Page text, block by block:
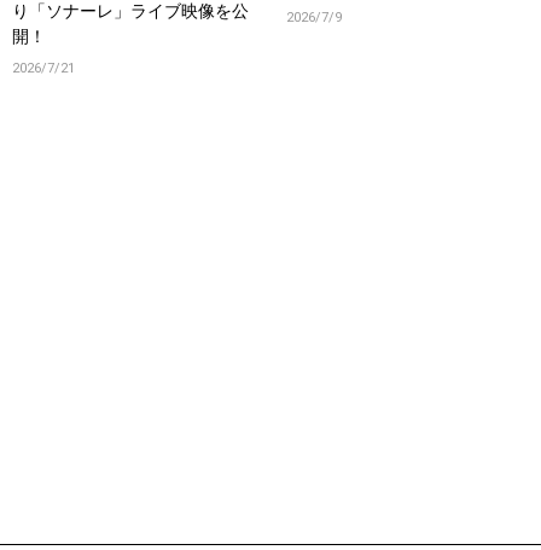
り「ソナーレ」ライブ映像を公
開！
2026/7/21
2026/7/9